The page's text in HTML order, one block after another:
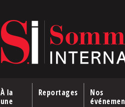
À la
une
Reportages
Nos